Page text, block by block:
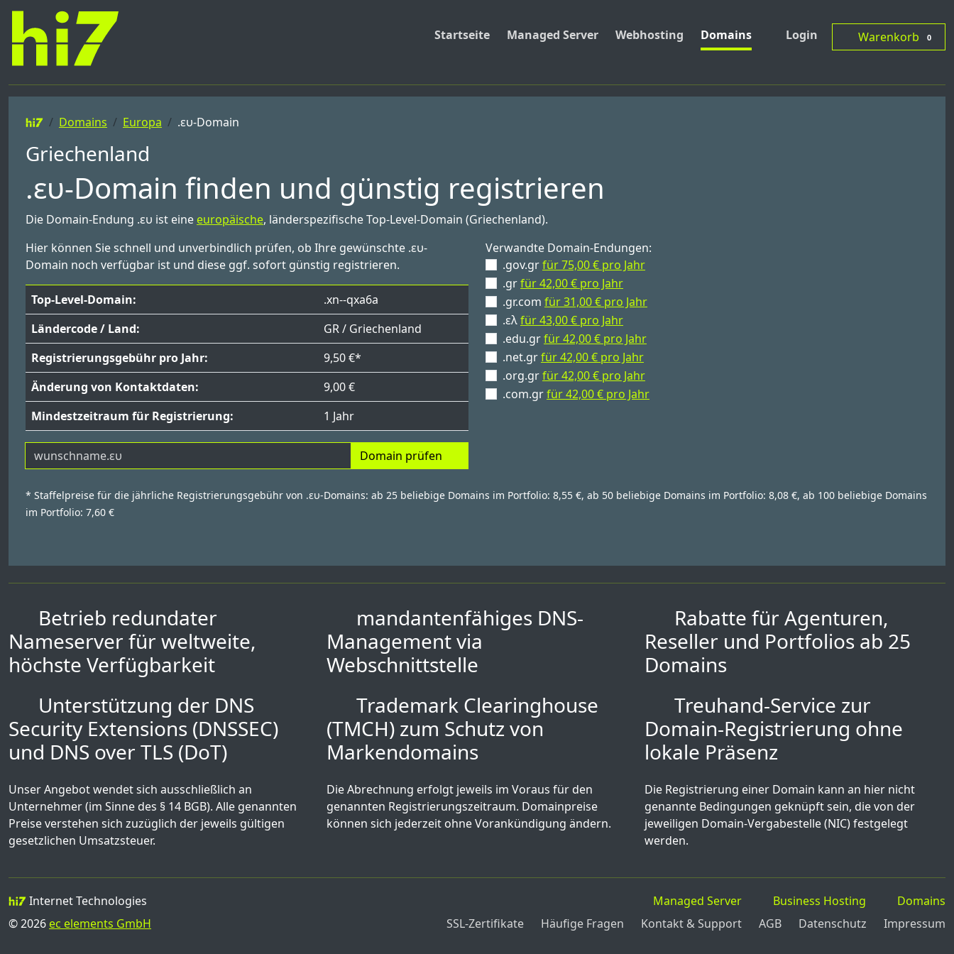
Startseite Managed Server Webhosting Domains Login Warenkorb 0
Domains Europa .ευ-Domain
Griechenland
.ευ-Domain finden und günstig registrieren
Die Domain-Endung .ευ ist eine europäische, länderspezifische Top-Level-Domain (Griechenland).
Hier können Sie schnell und unverbindlich prüfen, ob Ihre gewünschte .ευ-
Domain noch verfügbar ist und diese ggf. sofort günstig registrieren.
Top-Level-Domain:
.xn--qxa6a
Ländercode / Land:
GR / Griechenland
Registrierungsgebühr pro Jahr:
9,50 €*
Änderung von Kontaktdaten:
9,00 €
Mindestzeitraum für Registrierung:
1 Jahr
Domain prüfen
Verwandte Domain-Endungen:
.gov.grfür 75,00 € pro Jahr
.grfür 42,00 € pro Jahr
.gr.com für 31,00 € pro Jahr
.ελfür 43,00 € pro Jahr
.edu.grfür 42,00 € pro Jahr
.net.grfür 42,00 € pro Jahr
.org.grfür 42,00 € pro Jahr
.com.grfür 42,00 € pro Jahr
* Staffelpreise für die jährliche Registrierungsgebühr von .ευ-Domains: ab 25 beliebige Domains im Portfolio: 8,55 €, ab 50 beliebige Domains im Portfolio: 8,08 €, ab 100 beliebige Domains
im Portfolio: 7,60 €
Betrieb redundater
Nameserver für weltweite,
höchste Verfügbarkeit
mandantenfähiges DNS-
Management via
Webschnittstelle
Rabatte für Agenturen,
Reseller und Portfolios ab 25
Domains
Unterstützung der DNS
Security Extensions (DNSSEC)
und DNS over TLS (DoT)
Trademark Clearinghouse
(TMCH) zum Schutz von
Markendomains
Treuhand-Service zur
Domain-Registrierung ohne
lokale Präsenz
Unser Angebot wendet sich ausschließlich an
Unternehmer (im Sinne des § 14 BGB). Alle genannten
Preise verstehen sich zuzüglich der jeweils gültigen
gesetzlichen Umsatzsteuer.
Die Abrechnung erfolgt jeweils im Voraus für den
genannten Registrierungszeitraum. Domainpreise
können sich jederzeit ohne Vorankündigung ändern.
Die Registrierung einer Domain kann an hier nicht
genannte Bedingungen geknüpft sein, die von der
jeweiligen Domain-Vergabestelle (NIC) festgelegt
werden.
Internet Technologies
© 2026 ec elements GmbH
Managed Server Business Hosting
Domains
SSL-Zertifikate
Häufige Fragen Kontakt & Support AGB Datenschutz Impressum